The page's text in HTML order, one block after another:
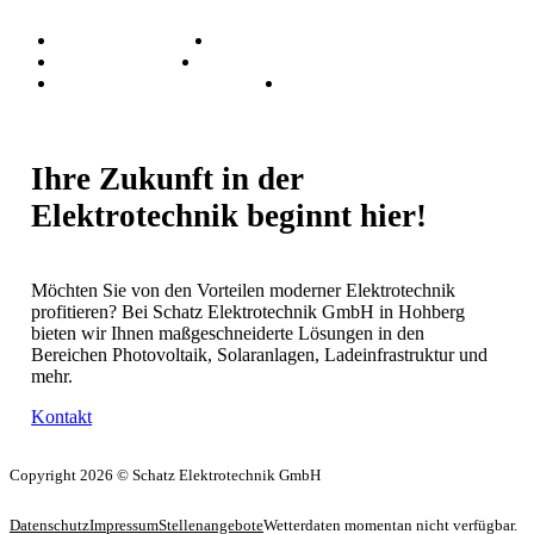
Solaranlage Freiburg
Solaranlage Rastatt
Solaranlage IBC Solaranlagen
Ihre Zukunft in der
Elektrotechnik beginnt hier!
Möchten Sie von den Vorteilen moderner Elektrotechnik
profitieren? Bei Schatz Elektrotechnik GmbH in Hohberg
bieten wir Ihnen maßgeschneiderte Lösungen in den
Bereichen Photovoltaik, Solaranlagen, Ladeinfrastruktur und
mehr.
Kontakt
Copyright 2026 © Schatz Elektrotechnik GmbH
DatenschutzImpressumStellenangeboteWetterdaten momentan nicht verfügbar.